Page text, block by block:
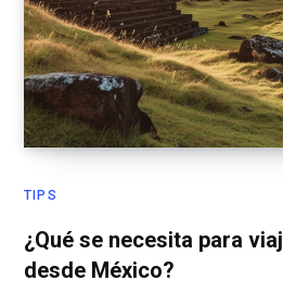
TIPS
¿Qué se necesita para
desde México?